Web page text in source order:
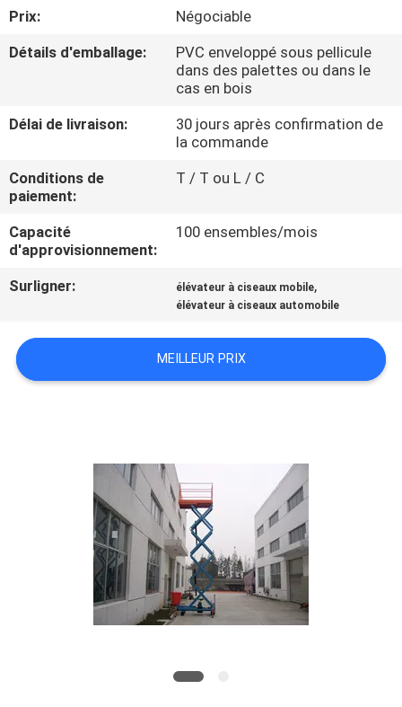
L'USINE
DE
QUALITÉ
NOUS
CONTACTER
DEMANDEZ
POLITIQUE
Prix:
Négociable
Détails d'emballage:
PVC enveloppé sous pellicule
dans des palettes ou dans le
cas en bois
Délai de livraison:
30 jours après confirmation de
la commande
Conditions de
paiement:
T / T ou L / C
Capacité
d'approvisionnement:
100 ensembles/mois
Surligner: élévateur à ciseaux mobile,
élévateur à ciseaux automobile
MEILLEUR PRIX